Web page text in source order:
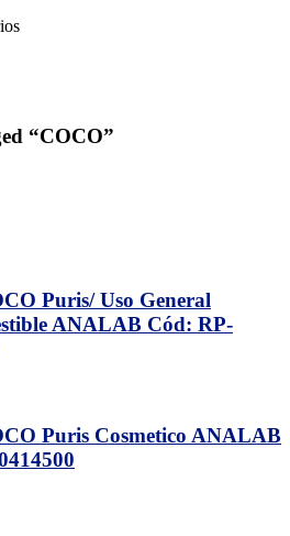
“COCO”
Puris/ Uso General
ANALAB Cód: RP-
Puris Cosmetico ANALAB